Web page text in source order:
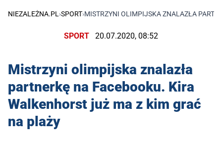
NIEZALEŻNA.PL›SPORT›MISTRZYNI OLIMPIJSKA ZNALAZŁA
SPORT 20.07.2020, 08:52
Mistrzyni olimpijska znalazła
partnerkę na Facebooku. Kira
Walkenhorst już ma z kim grać
na plaży